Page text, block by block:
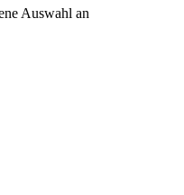
Auswahl an